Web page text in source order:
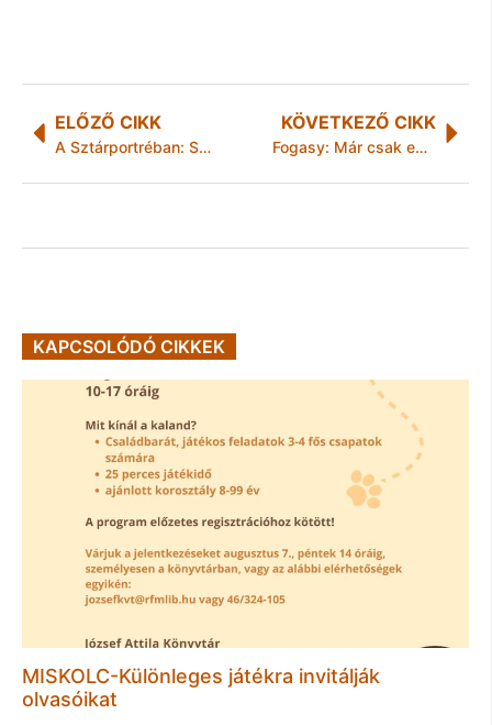
ELŐZŐ CIKK
A Sztárportréban: Szigeti Ferenc (Karthago)
KÖVETKEZŐ CIKK
Fogasy: Már csak egy kis fejfájás maradt
KAPCSOLÓDÓ CIKKEK
MISKOLC-Különleges játékra invitálják
olvasóikat